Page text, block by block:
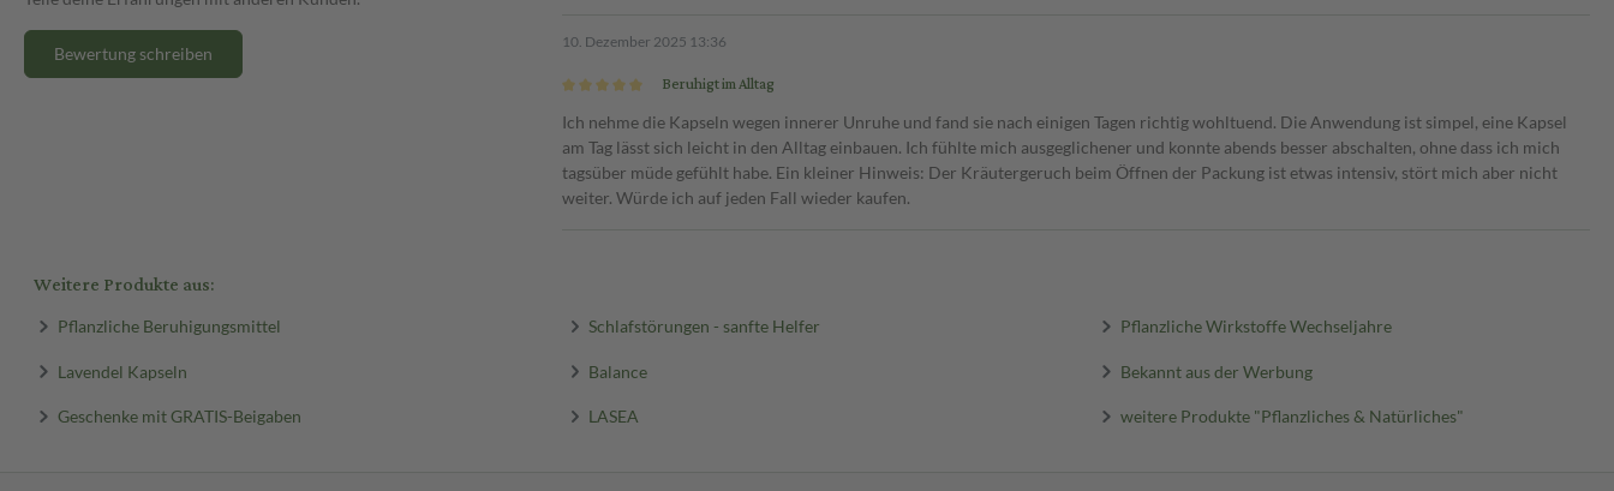
Bewertung schreiben
10. Dezember 2025 13:36
Beruhigt im Alltag
Ich nehme die Kapseln wegen innerer Unruhe und fand sie nach einigen Tagen richtig wohltuend. Die Anwendung ist simpel, eine Kapsel
am Tag lässt sich leicht in den Alltag einbauen. Ich fühlte mich ausgeglichener und konnte abends besser abschalten, ohne dass ich mich
tagsüber müde gefühlt habe. Ein kleiner Hinweis: Der Kräutergeruch beim Öffnen der Packung ist etwas intensiv, stört mich aber nicht
weiter. Würde ich auf jeden Fall wieder kaufen.
Weitere Produkte aus:
Pflanzliche Beruhigungsmittel Schlafstörungen - sanfte Helfer Pflanzliche Wirkstoffe Wechseljahre
Lavendel Kapseln Balance Bekannt aus der Werbung
Geschenke mit GRATIS-Beigaben LASEA weitere Produkte "Pflanzliches & Natürliches"